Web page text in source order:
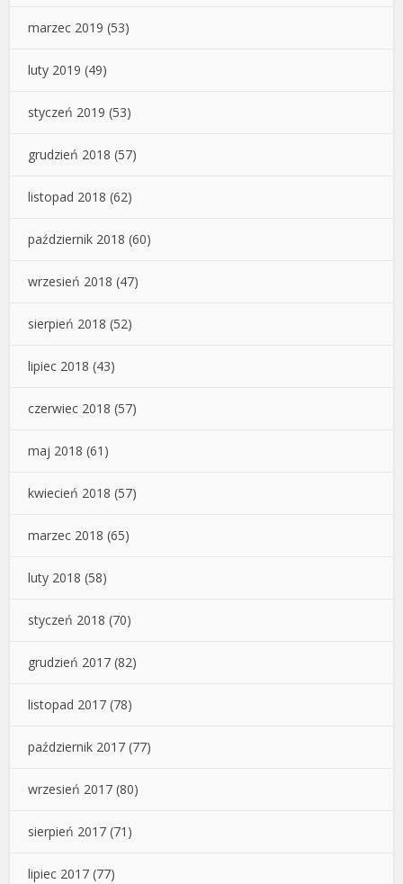
marzec 2019 (53)
luty 2019 (49)
styczeń 2019 (53)
grudzień 2018 (57)
listopad 2018 (62)
październik 2018 (60)
wrzesień 2018 (47)
sierpień 2018 (52)
lipiec 2018 (43)
czerwiec 2018 (57)
maj 2018 (61)
kwiecień 2018 (57)
marzec 2018 (65)
luty 2018 (58)
styczeń 2018 (70)
grudzień 2017 (82)
listopad 2017 (78)
październik 2017 (77)
wrzesień 2017 (80)
sierpień 2017 (71)
lipiec 2017 (77)